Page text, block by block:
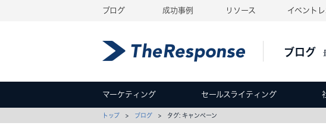
ブログ 成功事例 リソース イベント
ブログ
マーケティング セールスライティング
トップ > ブログ > タグ: キャンペーン